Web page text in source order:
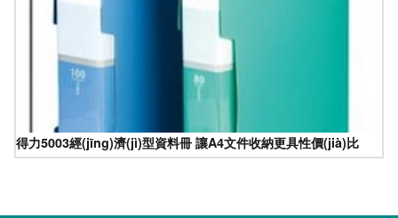
得力5003經(jīng)濟(jì)型資料冊 讓A4文件收納更具性價(jià)比